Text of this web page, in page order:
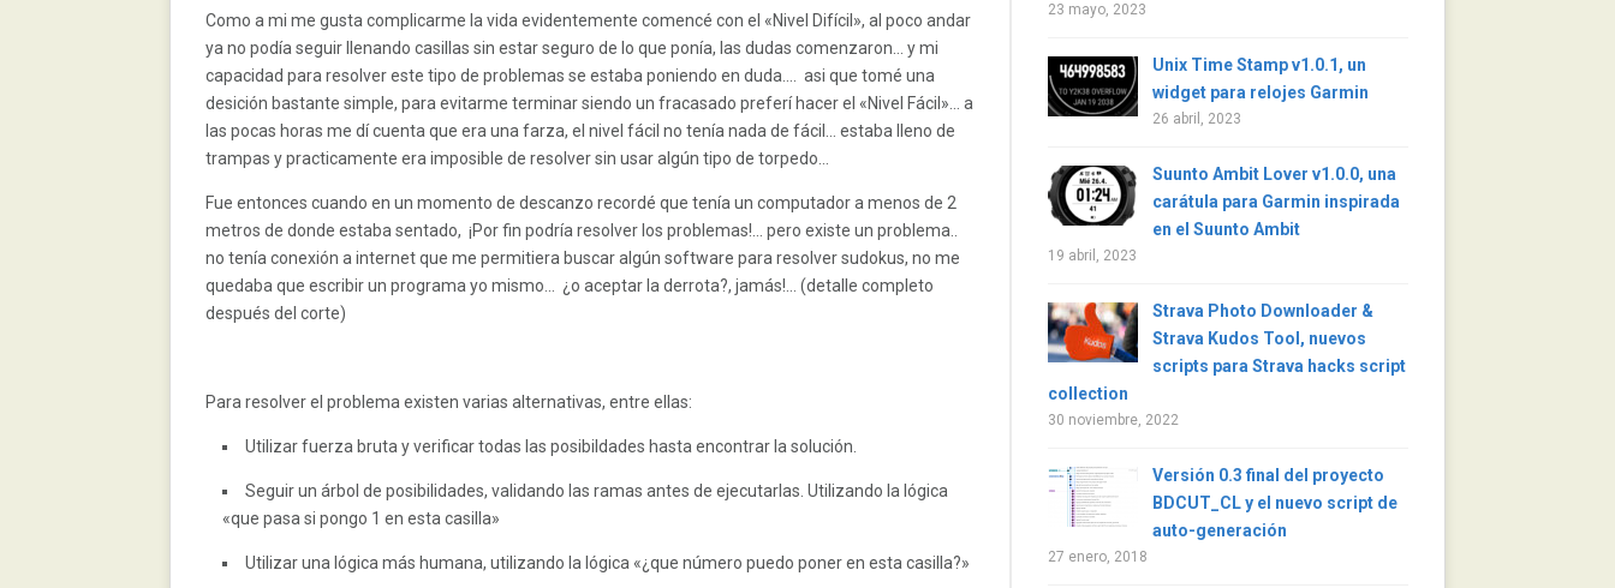
Como a mi me gusta complicarme la vida evidentemente comencé con el «Nivel Difícil», al poco andar
ya no podía seguir llenando casillas sin estar seguro de lo que ponía, las dudas comenzaron… y mi
capacidad para resolver este tipo de problemas se estaba poniendo en duda…. asi que tomé una
desición bastante simple, para evitarme terminar siendo un fracasado preferí hacer el «Nivel Fácil»… a
las pocas horas me dí cuenta que era una farza, el nivel fácil no tenía nada de fácil… estaba lleno de
trampas y practicamente era imposible de resolver sin usar algún tipo de torpedo…
Fue entonces cuando en un momento de descanzo recordé que tenía un computador a menos de 2
metros de donde estaba sentado, ¡Por fin podría resolver los problemas!… pero existe un problema..
no tenía conexión a internet que me permitiera buscar algún software para resolver sudokus, no me
quedaba que escribir un programa yo mismo… ¿o aceptar la derrota?, jamás!… (detalle completo
después del corte)
Para resolver el problema existen varias alternativas, entre ellas:
Utilizar fuerza bruta y verificar todas las posibildades hasta encontrar la solución.
Seguir un árbol de posibilidades, validando las ramas antes de ejecutarlas. Utilizando la lógica
«que pasa si pongo 1 en esta casilla»
Utilizar una lógica más humana, utilizando la lógica «¿que número puedo poner en esta casilla?»
23 mayo, 2023
Unix Time Stamp v1.0.1, un
widget para relojes Garmin
26 abril, 2023
Suunto Ambit Lover v1.0.0, una
carátula para Garmin inspirada
en el Suunto Ambit
19 abril, 2023
Strava Photo Downloader &
Strava Kudos Tool, nuevos
scripts para Strava hacks script
collection
30 noviembre, 2022
Versión 0.3 final del proyecto
BDCUT_CL y el nuevo script de
auto-generación
27 enero, 2018